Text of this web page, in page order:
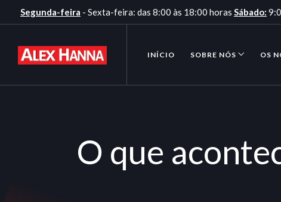
Segunda-feira - Sexta-feira: das 8:00 às 18:00 horas Sábado:
INÍCIO SOBRE NÓS OS
O que